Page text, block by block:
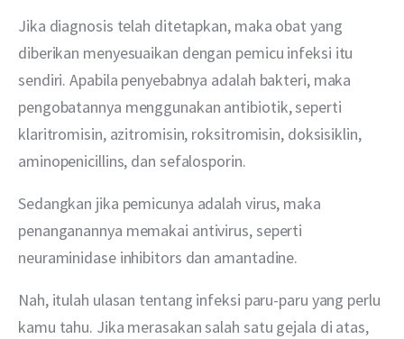
Jika diagnosis telah ditetapkan, maka obat yang
diberikan menyesuaikan dengan pemicu infeksi itu
sendiri. Apabila penyebabnya adalah bakteri, maka
pengobatannya menggunakan antibiotik, seperti
klaritromisin, azitromisin, roksitromisin, doksisiklin,
aminopenicillins, dan sefalosporin.
Sedangkan jika pemicunya adalah virus, maka
penanganannya memakai antivirus, seperti
neuraminidase inhibitors dan amantadine.
Nah, itulah ulasan tentang infeksi paru-paru yang perlu
kamu tahu. Jika merasakan salah satu gejala di atas,